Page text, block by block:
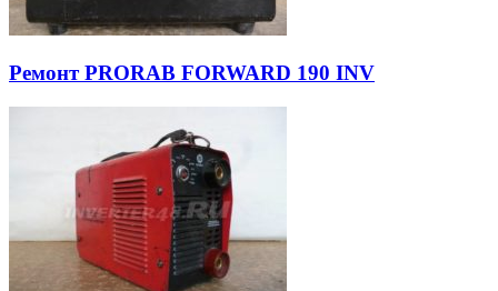
Ремонт PRORAB FORWARD 190 INV